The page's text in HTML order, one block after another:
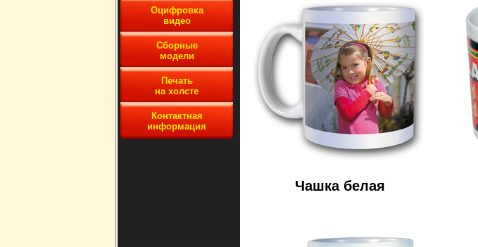
Оцифровка
видео
Сборные
модели
Печать
на холсте
Контактная
информация
Чашка белая